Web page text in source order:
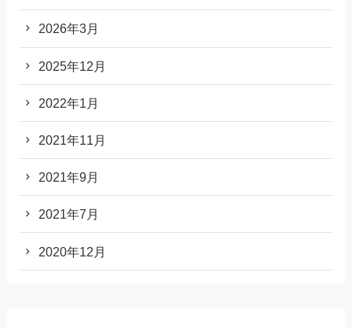
2026年3月
2025年12月
2022年1月
2021年11月
2021年9月
2021年7月
2020年12月